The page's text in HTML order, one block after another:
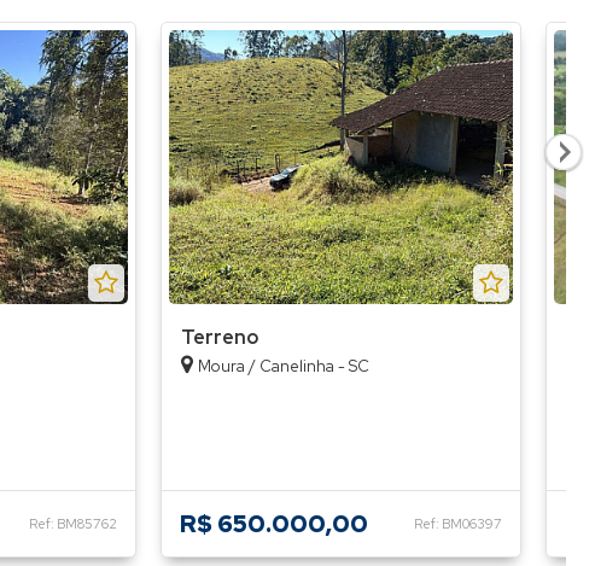
Ref: BM85762 Ref: BM06397
Terreno
Moura / Canelinha - SC
R$ 650.000,00